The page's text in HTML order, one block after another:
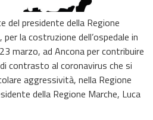
del presidente della Regione
la costruzione dell’ospedale in
marzo, ad Ancona per contribuire
contrasto al coronavirus che si
aggressività, nella Regione
della Regione Marche, Luca